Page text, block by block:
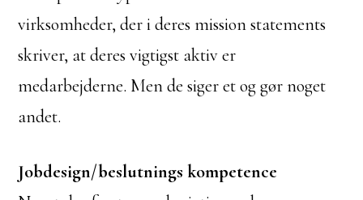
virksomheder, der i deres mission statements
skriver, at deres vigtigst aktiv er
medarbejderne. Men de siger et og gør noget
andet.
Jobdesign/beslutnings kompetence